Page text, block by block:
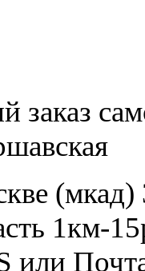
заказ
(мкад)
1км-
или